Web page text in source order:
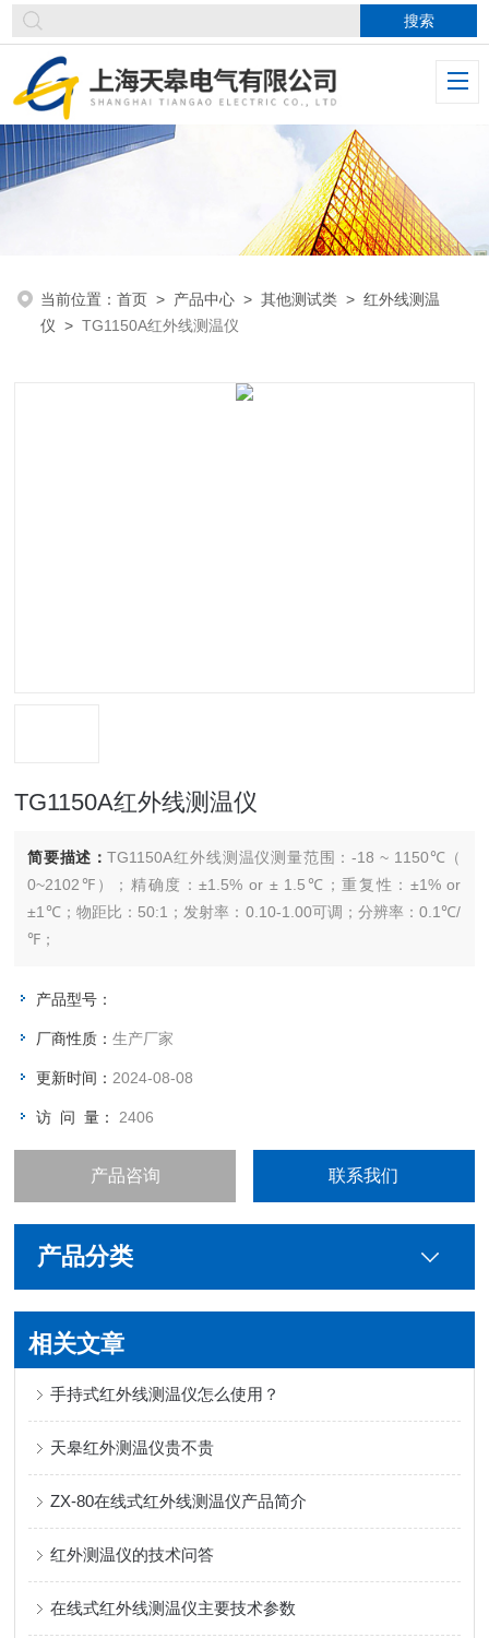
当前位置：首页 > 产品中心 >其他测试类 >红外线测温
仪 >TG1150A红外线测温仪
TG1150A红外线测温仪
简要描述：TG1150A红外线测温仪测量范围：-18 ~ 1150℃（
0~2102℉）；精确度：±1.5% or ± 1.5℃；重复性：±1% or
±1℃；物距比：50:1；发射率：0.10-1.00可调；分辨率：0.1℃/
℉；
产品型号：
厂商性质：生产厂家
更新时间： 2024-08-08
访 问 量： 2406
产品咨询 联系我们
产品分类
相关文章
手持式红外线测温仪怎么使用？
天皋红外测温仪贵不贵
ZX-80在线式红外线测温仪产品简介
红外测温仪的技术问答
在线式红外线测温仪主要技术参数